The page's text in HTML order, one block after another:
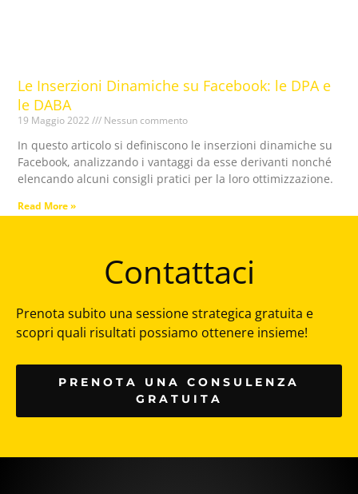
Le Inserzioni Dinamiche su Facebook: le DPA e
le DABA
19 Maggio 2022 Nessun commento
In questo articolo si definiscono le inserzioni dinamiche su
Facebook, analizzando i vantaggi da esse derivanti nonché
elencando alcuni consigli pratici per la loro ottimizzazione.
Read More »
Contattaci
Prenota subito una sessione strategica gratuita e
scopri quali risultati possiamo ottenere insieme!
PRENOTA UNA CONSULENZA
GRATUITA